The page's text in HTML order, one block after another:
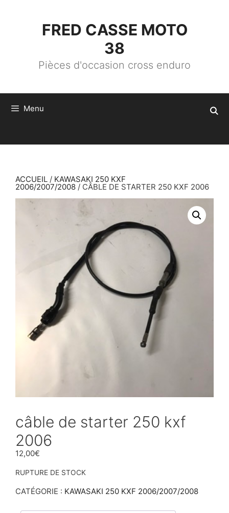
FRED CASSE MOTO
38
Pièces d'occasion cross enduro
Menu
ACCUEIL / KAWASAKI 250 KXF
2006/2007/2008 / CÂBLE DE STARTER 250 KXF 2006
câble de starter 250 kxf
2006
12,00€
RUPTURE DE STOCK
CATÉGORIE : KAWASAKI 250 KXF 2006/2007/2008